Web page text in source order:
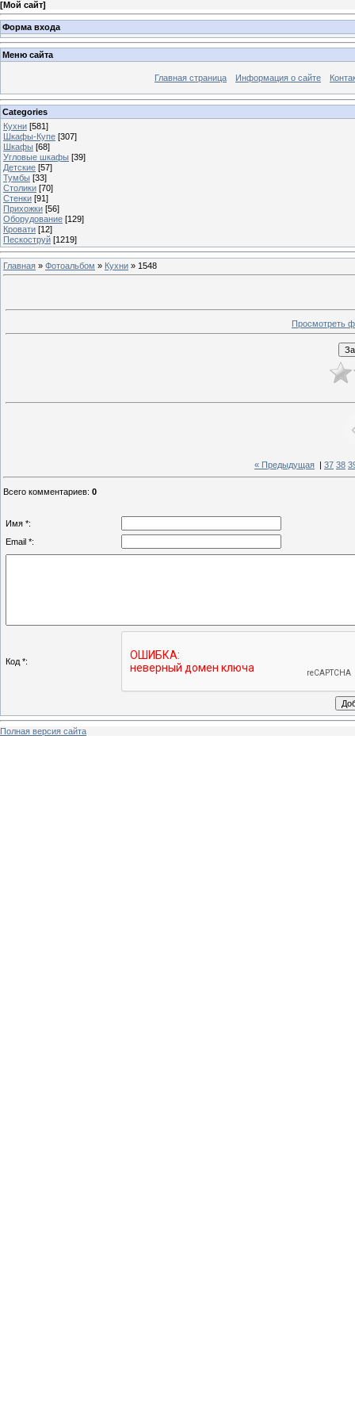
[Мой сайт]
Форма входа
Меню сайта
Главная страница Информация о сайте
Categories
Кухни [581]
Шкафы-Купе [307]
Шкафы [68]
Угловые шкафы [39]
Детские [57]
Тумбы [33]
Столики [70]
Стенки [91]
Прихожки [56]
Оборудование [129]
Кровати [12]
Пескоструй [1219]
Главная » Фотоальбом » Кухни » 1548
Просмотреть
« Предыдущая 37 38
Всего комментариев: 0
Имя *:
Email *:
Код *:
Полная версия сайта